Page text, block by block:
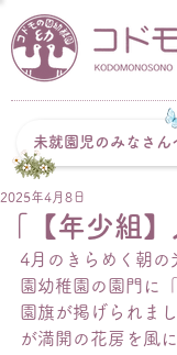
未就園児のみなさん
「【年少組】
2025年4月8日
4月のきらめく朝の
園幼稚園の園門に
園旗が掲げられま
が満開の花房を風